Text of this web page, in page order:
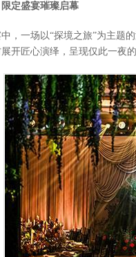
定盛宴璀璨启幕
，一场以“探境之旅”为主题
开匠心演绎，呈现仅此一夜的